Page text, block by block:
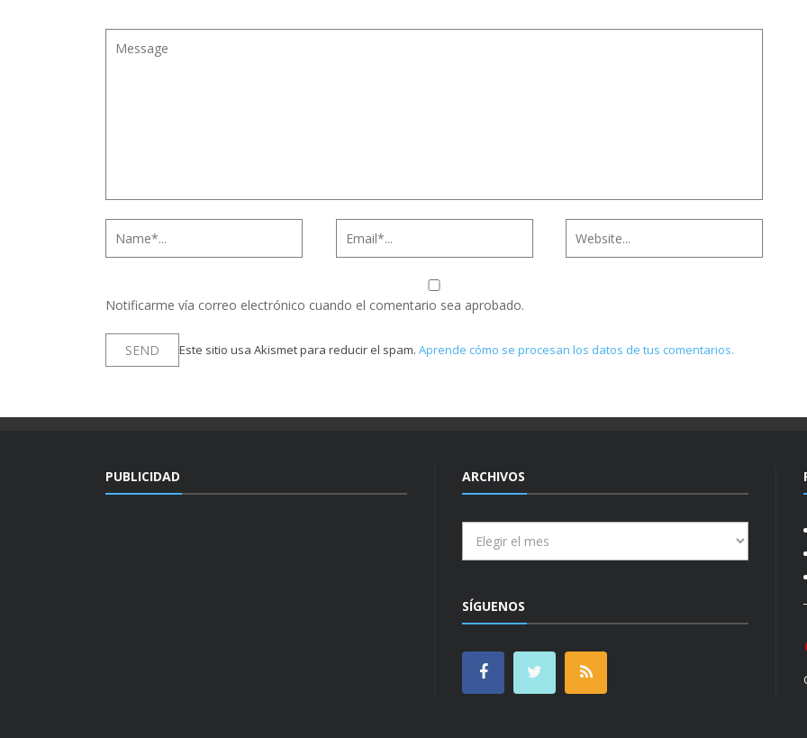
Notificarme vía correo electrónico cuando el comentario sea aprobado.
Este sitio usa Akismet para reducir el spam. Aprende cómo se procesan los datos de tus comentarios.
PUBLICIDAD ARCHIVOS
SÍGUENOS